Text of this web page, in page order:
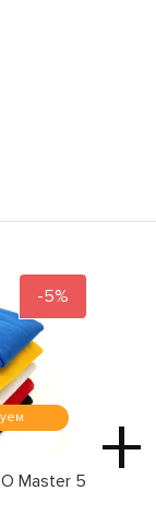
-5%
+
Master 5